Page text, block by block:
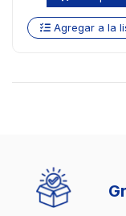
Agregar a la